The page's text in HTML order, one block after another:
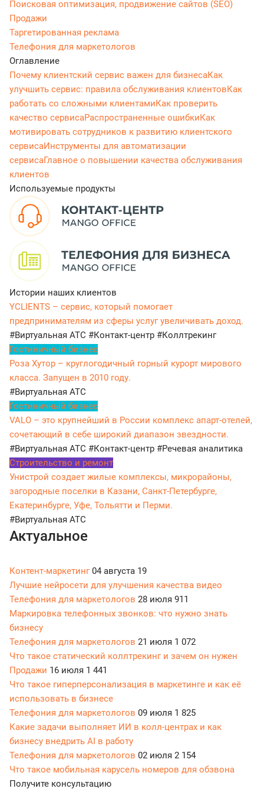
Поисковая оптимизация, продвижение сайтов (SEO)
Продажи
Таргетированная реклама
Телефония для маркетологов
Оглавление
Почему клиентский сервис важен для бизнесаКак
улучшить сервис: правила обслуживания клиентовКак
работать со сложными клиентамиКак проверить
качество сервисаРаспространенные ошибкиКак
мотивировать сотрудников к развитию клиентского
сервисаИнструменты для автоматизации
сервисаГлавное о повышении качества обслуживания
клиентов
Используемые продукты
Истории наших клиентов
YCLIENTS – сервис, который помогает
предпринимателям из сферы услуг увеличивать доход.
#Виртуальная АТС #Контакт-центр #Коллтрекинг
Гостиничный бизнес
Роза Хутор – круглогодичный горный курорт мирового
класса. Запущен в 2010 году.
#Виртуальная АТС
Гостиничный бизнес
VALO – это крупнейший в России комплекс апарт-отелей,
сочетающий в себе широкий диапазон звездности.
#Виртуальная АТС #Контакт-центр #Речевая аналитика
Строительство и ремонт
Унистрой создает жилые комплексы, микрорайоны,
загородные поселки в Казани, Санкт-Петербурге,
Екатеринбурге, Уфе, Тольятти и Перми.
#Виртуальная АТС
Актуальное
Контент-маркетинг04 августа 19
Лучшие нейросети для улучшения качества видео
Телефония для маркетологов 28 июля 911
Маркировка телефонных звонков: что нужно знать
бизнесу
Телефония для маркетологов 21 июля 1 072
Что такое статический коллтрекинг и зачем он нужен
Продажи 16 июля 1 441
Что такое гиперперсонализация в маркетинге и как её
использовать в бизнесе
Телефония для маркетологов 09 июля 1 825
Какие задачи выполняет ИИ в колл-центрах и как
бизнесу внедрить AI в работу
Телефония для маркетологов 02 июля 2 154
Что такое мобильная карусель номеров для обзвона
Получите консультацию